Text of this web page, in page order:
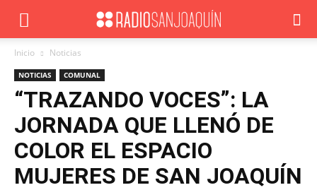
Inicio Noticias
NOTICIAS COMUNAL
“TRAZANDO VOCES”: LA
JORNADA QUE LLENÓ DE
COLOR EL ESPACIO
MUJERES DE SAN JOAQUÍN